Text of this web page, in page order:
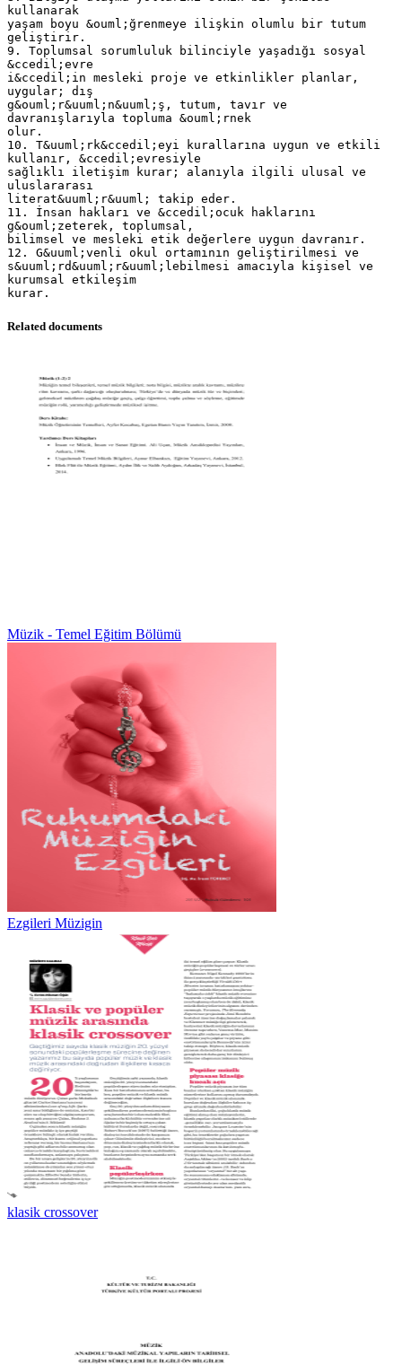
kullanarak
yaşam boyu &ouml;ğrenmeye ilişkin olumlu bir tutum
geliştirir.
9. Toplumsal sorumluluk bilinciyle yaşadığı sosyal
&ccedil;evre
i&ccedil;in mesleki proje ve etkinlikler planlar,
uygular; dış
g&ouml;r&uuml;n&uuml;ş, tutum, tavır ve
davranışlarıyla topluma &ouml;rnek
olur.
10. T&uuml;rk&ccedil;eyi kurallarına uygun ve etkili
kullanır, &ccedil;evresiyle
sağlıklı iletişim kurar; alanıyla ilgili ulusal ve
uluslararası
literat&uuml;r&uuml; takip eder.
11. İnsan hakları ve &ccedil;ocuk haklarını
g&ouml;zeterek, toplumsal,
bilimsel ve mesleki etik değerlere uygun davranır.
12. G&uuml;venli okul ortamının geliştirilmesi ve
s&uuml;rd&uuml;r&uuml;lebilmesi amacıyla kişisel ve
kurumsal etkileşim
Related documents
Müzik - Temel Eğitim Bölümü
Ezgileri Müzigin
klasik crossover